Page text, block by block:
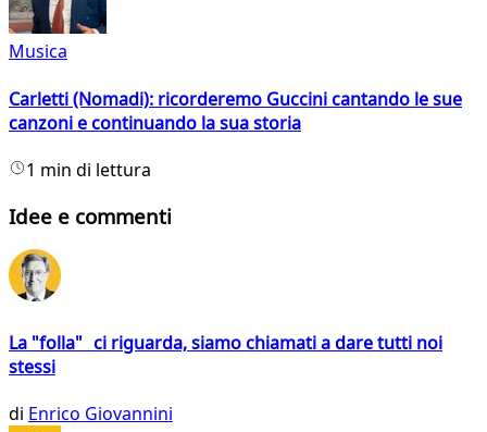
Musica
Carletti (Nomadi): ricorderemo Guccini cantando le sue
canzoni e continuando la sua storia
1 min di lettura
Idee e commenti
La "folla" ci riguarda, siamo chiamati a dare tutti noi
stessi
di Enrico Giovannini